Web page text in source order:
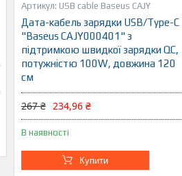
USB cable Baseus CAJY
Дата-кабель зарядки USB/Type-C
"Baseus CAJY000401" з
підтримкою швидкої зарядки QC,
потужністю 100W, довжина 120
см
267 ₴ 234,96 ₴
В наявності
Купити